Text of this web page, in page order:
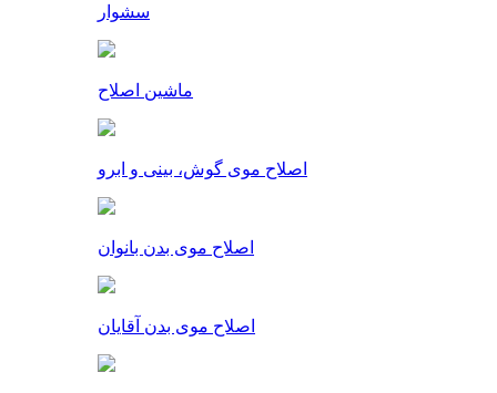
سشوار
ماشین اصلاح
اصلاح موی گوش، بینی و ابرو
اصلاح موی بدن بانوان
اصلاح موی بدن آقایان